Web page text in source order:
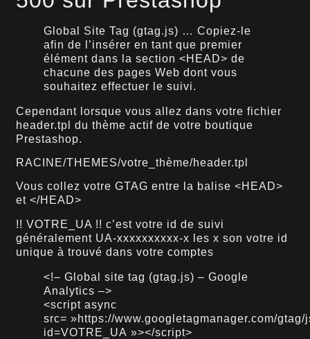
Global Site Tag (gtag.js) … Copiez-le
afin de l’insérer en tant que premier
élément dans la section <HEAD> de
chacune des pages Web dont vous
souhaitez effectuer le suivi.
Cependant lorsque vous allez dans votre fichier
header.tpl du thème actif de votre boutique
Prestashop.
RACINE/THEMES/votre_thème/header.tpl
Vous collez votre GTAG entre la balise <HEAD>
et </HEAD>
!! VOTRE_UA !! c’est votre id de suivi
généralement UA-xxxxxxxxxx-x les x son votre id
unique à trouvé dans votre comptes
<!– Global site tag (gtag.js) – Google
Analytics –>
<script async
src= »https://www.googletagmanager.com/gtag/
id=VOTRE_UA »></script>